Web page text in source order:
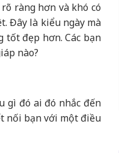
ràng hơn và khó có
Đây là kiểu ngày mà
tốt đẹp hơn. Các bạn
nào?
gì đó ai đó nhắc đến
nối bạn với một điều